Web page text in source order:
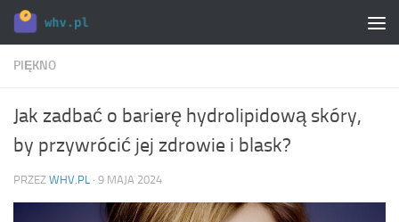
Skip to content
PIĘKNO
Jak zadbać o barierę hydrolipidową skóry,
by przywrócić jej zdrowie i blask?
PRZEZ WHV.PL · 9 MAJA 2024